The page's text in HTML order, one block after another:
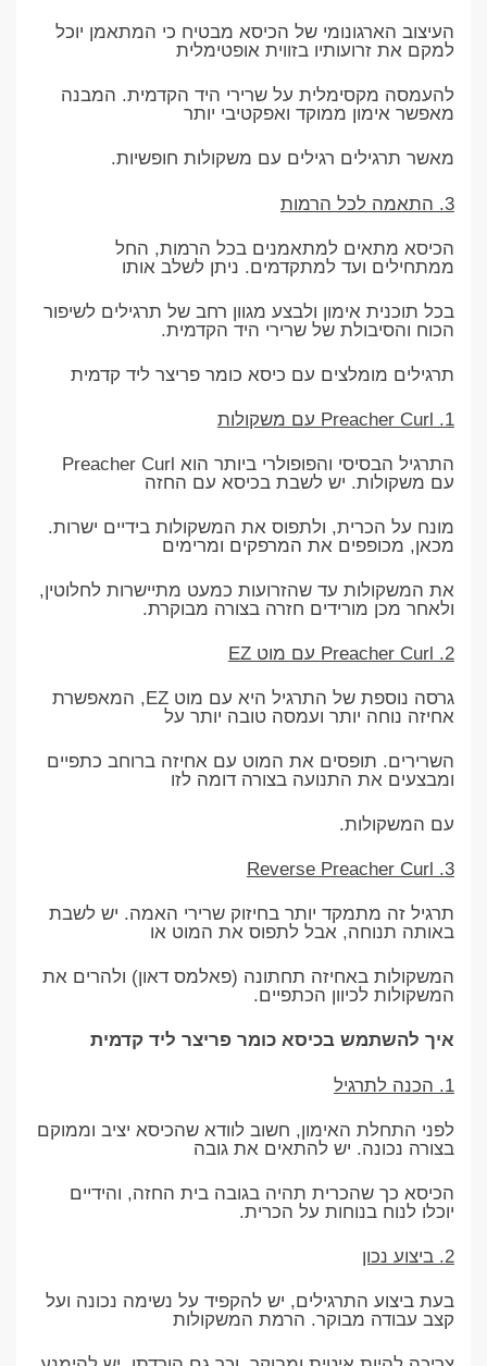
העיצוב הארגונומי של הכיסא מבטיח כי המתאמן יוכל
למקם את זרועותיו בזווית אופטימלית
להעמסה מקסימלית על שרירי היד הקדמית. המבנה
מאפשר אימון ממוקד ואפקטיבי יותר
מאשר תרגילים רגילים עם משקולות חופשיות.
3. התאמה לכל הרמות
הכיסא מתאים למתאמנים בכל הרמות, החל
ממתחילים ועד למתקדמים. ניתן לשלב אותו
בכל תוכנית אימון ולבצע מגוון רחב של תרגילים לשיפור
הכוח והסיבולת של שרירי היד הקדמית.
תרגילים מומלצים עם כיסא כומר פריצר ליד קדמית
1. Preacher Curl עם משקולות
התרגיל הבסיסי והפופולרי ביותר הוא Preacher Curl
עם משקולות. יש לשבת בכיסא עם החזה
מונח על הכרית, ולתפוס את המשקולות בידיים ישרות.
מכאן, מכופפים את המרפקים ומרימים
את המשקולות עד שהזרועות כמעט מתיישרות לחלוטין,
ולאחר מכן מורידים חזרה בצורה מבוקרת.
2. Preacher Curl עם מוט EZ
גרסה נוספת של התרגיל היא עם מוט EZ, המאפשרת
אחיזה נוחה יותר ועמסה טובה יותר על
השרירים. תופסים את המוט עם אחיזה ברוחב כתפיים
ומבצעים את התנועה בצורה דומה לזו
עם המשקולות.
3. Reverse Preacher Curl
תרגיל זה מתמקד יותר בחיזוק שרירי האמה. יש לשבת
באותה תנוחה, אבל לתפוס את המוט או
המשקולות באחיזה תחתונה (פאלמס דאון) ולהרים את
המשקולות לכיוון הכתפיים.
איך להשתמש בכיסא כומר פריצר ליד קדמית
1. הכנה לתרגיל
לפני התחלת האימון, חשוב לוודא שהכיסא יציב וממוקם
בצורה נכונה. יש להתאים את גובה
הכיסא כך שהכרית תהיה בגובה בית החזה, והידיים
יוכלו לנוח בנוחות על הכרית.
2. ביצוע נכון
בעת ביצוע התרגילים, יש להקפיד על נשימה נכונה ועל
קצב עבודה מבוקר. הרמת המשקולות